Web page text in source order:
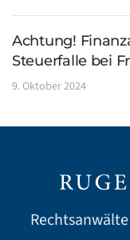
Achtung!
Steuerfalle bei
9. Oktober 2024